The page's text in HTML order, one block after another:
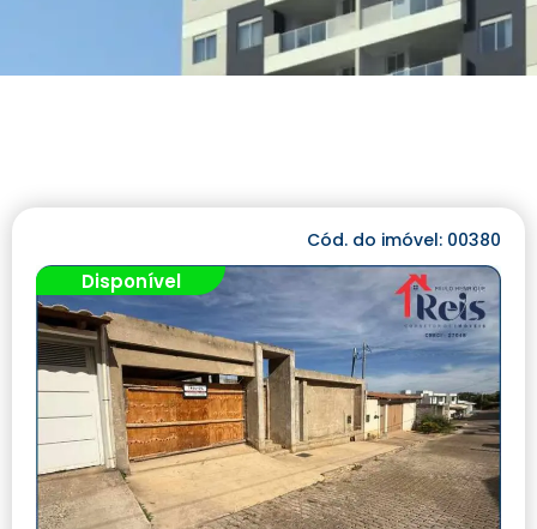
Cód. do imóvel: 00380
Disponível